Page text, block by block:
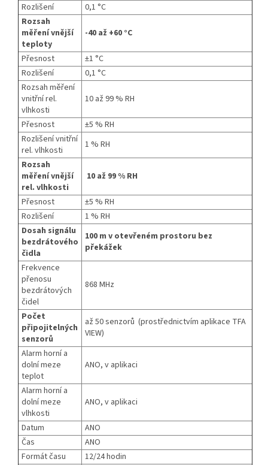
Rozlišení
0,1 °C
Rozsah
měření vnější
teploty
-40 až +60 °C
Přesnost
±1 °C
Rozlišení
0,1 °C
Rozsah měření
vnitřní rel.
vlhkosti
10 až 99 % RH
Přesnost
±5 % RH
Rozlišení vnitřní
rel. vlhkosti
1 % RH
Rozsah
měření vnější
rel. vlhkosti
10 až 99 % RH
Přesnost
±5 % RH
Rozlišení
1 % RH
Dosah signálu
bezdrátového
čidla
100 m v otevřeném prostoru bez
překážek
Frekvence
přenosu
bezdrátových
čidel
868 MHz
Počet
připojitelných
senzorů
až 50 senzorů (prostřednictvím aplikace TFA
VIEW)
Alarm horní a
dolní meze
teplot
ANO, v aplikaci
Alarm horní a
dolní meze
vlhkosti
ANO, v aplikaci
Datum
ANO
Čas
ANO
Formát času
12/24 hodin